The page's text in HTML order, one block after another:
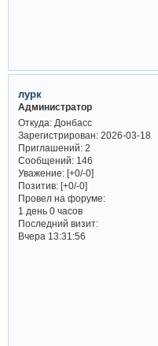
лурк
Администратор
Откуда:Донбасс
Зарегистрирован: 2026-03-18
Приглашений:2
Сообщений:146
Уважение: [+0/-0]
Позитив: [+0/-0]
Провел на форуме:
1 день 0 часов
Последний визит:
Вчера 13:31:56